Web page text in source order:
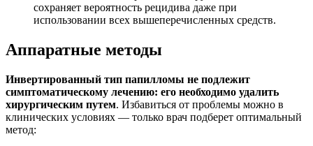
сохраняет вероятность рецидива даже при
использовании всех вышеперечисленных средств.
Аппаратные методы
Инвертированный тип папилломы не подлежит
симптоматическому лечению: его необходимо удалить
хирургическим путем. Избавиться от проблемы можно в
клинических условиях — только врач подберет оптимальный
метод: